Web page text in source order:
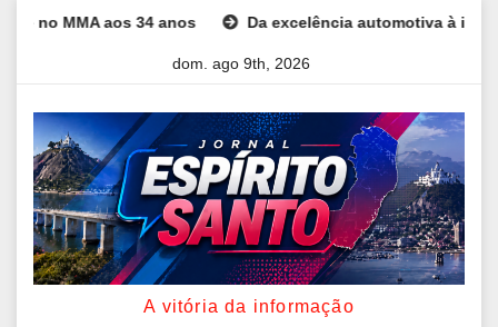
aos 34 anos Da excelência automotiva à inovação
dom. ago 9th, 2026
A vitória da informação